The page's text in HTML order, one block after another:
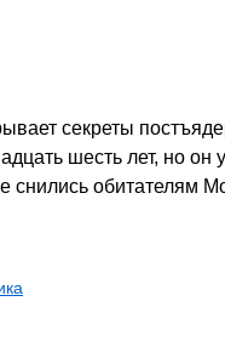
секреты
шесть лет, но он
снились обитателям